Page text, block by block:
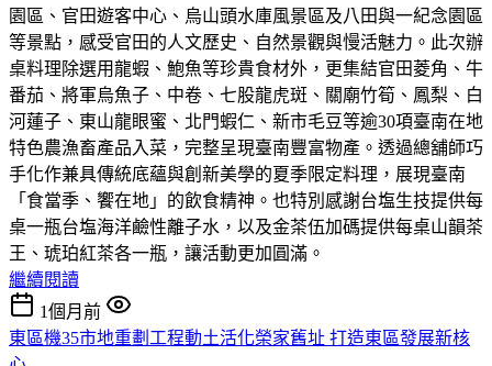
園區、官田遊客中心、烏山頭水庫風景區及八田與一紀念園區
等景點，感受官田的人文歷史、自然景觀與慢活魅力。此次辦
桌料理除選用龍蝦、鮑魚等珍貴食材外，更集結官田菱角、牛
番茄、將軍烏魚子、中卷、七股龍虎斑、關廟竹筍、鳳梨、白
河蓮子、東山龍眼蜜、北門蝦仁、新市毛豆等逾30項臺南在地
特色農漁畜產品入菜，完整呈現臺南豐富物產。透過總舖師巧
手化作兼具傳統底蘊與創新美學的夏季限定料理，展現臺南
「食當季、饗在地」的飲食精神。也特別感謝台塩生技提供每
桌一瓶台塩海洋鹼性離子水，以及金茶伍加碼提供每桌山韻茶
王、琥珀紅茶各一瓶，讓活動更加圓滿。
繼續閱讀
1個月前
東區機35市地重劃工程動土活化榮家舊址 打造東區發展新核